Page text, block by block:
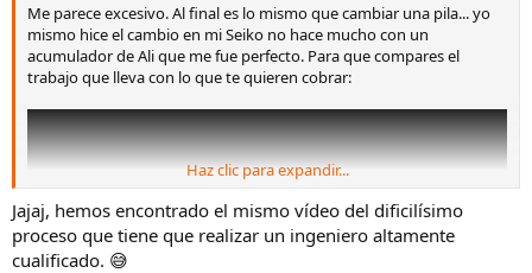
Me parece excesivo. Al final es lo mismo que cambiar una pila... yo
mismo hice el cambio en mi Seiko no hace mucho con un
acumulador de Ali que me fue perfecto. Para que compares el
trabajo que lleva con lo que te quieren cobrar:
Haz clic para expandir...
Jajaj, hemos encontrado el mismo vídeo del dificilísimo
proceso que tiene que realizar un ingeniero altamente
cualificado. 😅